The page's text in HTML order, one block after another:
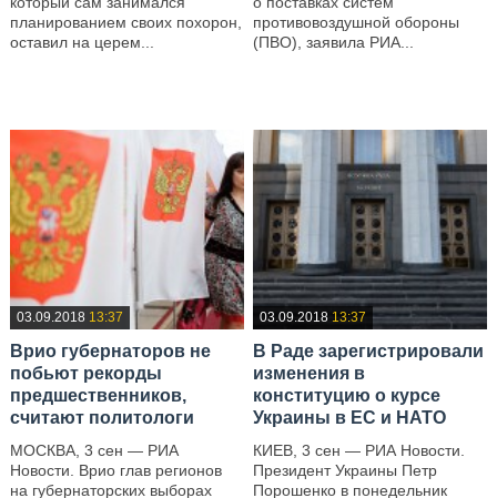
планированием своих похорон,
оставил на церем...
противовоздушной обороны
(ПВО), заявила РИА...
03.09.2018 13:37
Врио губернаторов не
побьют рекорды
предшественников,
считают политологи
МОСКВА, 3 сен — РИА
Новости. Врио глав регионов
на губернаторских выборах
03.09.2018 13:37
В Раде зарегистрировали
изменения в
конституцию о курсе
Украины в ЕС и НАТО
КИЕВ, 3 сен — РИА Новости.
Президент Украины Петр
Порошенко в понедельник